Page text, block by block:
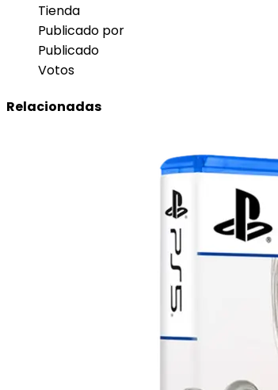
Tienda
Publicado por
Publicado
Votos
Relacionadas